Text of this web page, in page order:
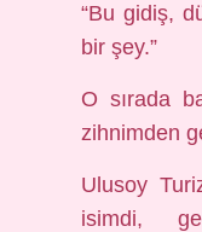
“Bu gidiş,
bir şey.”
O sırada
zihnimden
Ulusoy
isimdi,